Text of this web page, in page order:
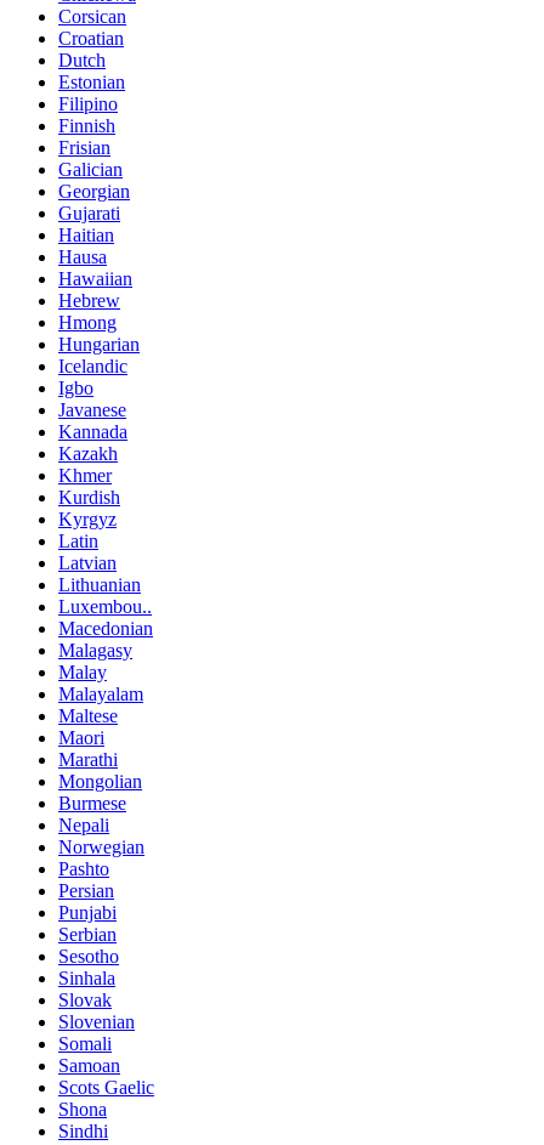
Corsican
Croatian
Dutch
Estonian
Filipino
Finnish
Frisian
Galician
Georgian
Gujarati
Haitian
Hausa
Hawaiian
Hebrew
Hmong
Hungarian
Icelandic
Igbo
Javanese
Kannada
Kazakh
Khmer
Kurdish
Kyrgyz
Latin
Latvian
Lithuanian
Luxembou..
Macedonian
Malagasy
Malay
Malayalam
Maltese
Maori
Marathi
Mongolian
Burmese
Nepali
Norwegian
Pashto
Persian
Punjabi
Serbian
Sesotho
Sinhala
Slovak
Slovenian
Somali
Samoan
Scots Gaelic
Shona
Sindhi